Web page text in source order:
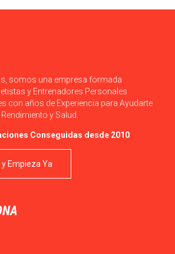
somos una empresa formada
y Entrenadores Personales
con años de Experiencia para Ayudarte
y Salud.
Conseguidas desde 2010
y Empieza Ya